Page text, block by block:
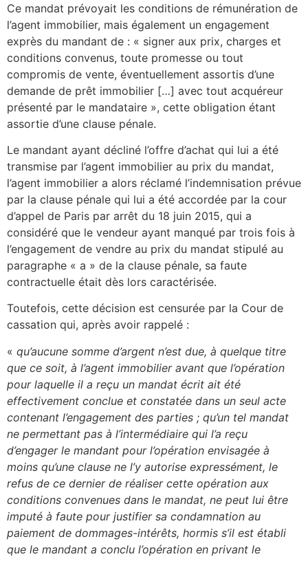
Ce mandat prévoyait les conditions de rémunération de
l’agent immobilier, mais également un engagement
exprès du mandant de : « signer aux prix, charges et
conditions convenus, toute promesse ou tout
compromis de vente, éventuellement assortis d’une
demande de prêt immobilier […] avec tout acquéreur
présenté par le mandataire », cette obligation étant
assortie d’une clause pénale.
Le mandant ayant décliné l’offre d’achat qui lui a été
transmise par l’agent immobilier au prix du mandat,
l’agent immobilier a alors réclamé l’indemnisation prévue
par la clause pénale qui lui a été accordée par la cour
d’appel de Paris par arrêt du 18 juin 2015, qui a
considéré que le vendeur ayant manqué par trois fois à
l’engagement de vendre au prix du mandat stipulé au
paragraphe « a » de la clause pénale, sa faute
contractuelle était dès lors caractérisée.
Toutefois, cette décision est censurée par la Cour de
cassation qui, après avoir rappelé :
« qu’aucune somme d’argent n’est due, à quelque titre
que ce soit, à l’agent immobilier avant que l’opération
pour laquelle il a reçu un mandat écrit ait été
effectivement conclue et constatée dans un seul acte
contenant l’engagement des parties ; qu’un tel mandat
ne permettant pas à l’intermédiaire qui l’a reçu
d’engager le mandant pour l’opération envisagée à
moins qu’une clause ne l’y autorise expressément, le
refus de ce dernier de réaliser cette opération aux
conditions convenues dans le mandat, ne peut lui être
imputé à faute pour justifier sa condamnation au
paiement de dommages-intérêts, hormis s’il est établi
que le mandant a conclu l’opération en privant le